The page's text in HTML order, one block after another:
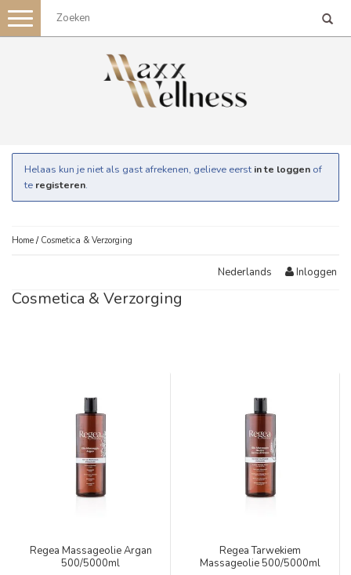
Toggle
navigation
Helaas kun je niet als gast afrekenen, gelieve eerst in te loggen of
te registeren.
Home / Cosmetica & Verzorging
Nederlands Inloggen
Cosmetica & Verzorging
Regea Massageolie Argan
500/5000ml
Regea Tarwekiem
Massageolie 500/5000ml